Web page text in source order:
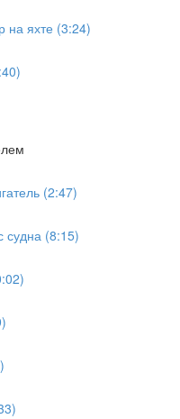
на яхте (3:24)
(2:47)
судна (8:15)